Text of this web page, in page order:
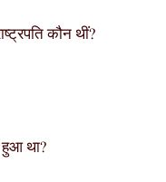
कौन थीं?
हुआ था?